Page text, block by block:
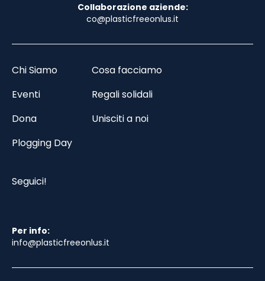
Collaborazione aziende:
co@plasticfreeonlus.it
Chi Siamo
Cosa facciamo
Eventi
Regali solidali
Dona
Unisciti a noi
Plogging Day
Seguici!
Per info:
info@plasticfreeonlus.it